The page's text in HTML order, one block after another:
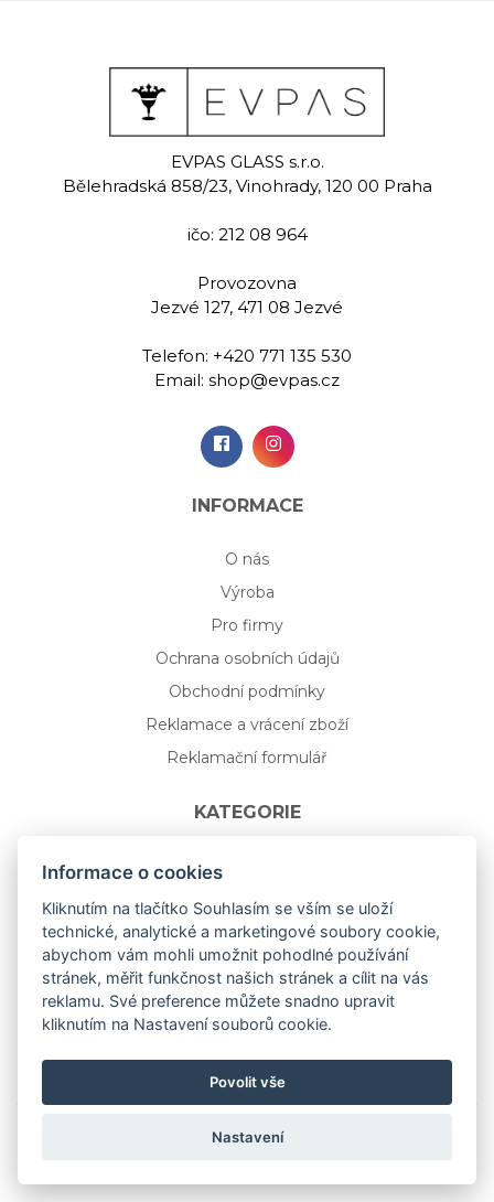
EVPAS GLASS s.r.o.
Bělehradská 858/23, Vinohrady, 120 00 Praha
ičo: 212 08 964
Provozovna
Jezvé 127, 471 08 Jezvé
Telefon: +420 771 135 530
Email: shop@evpas.cz
INFORMACE
O nás
Výroba
Pro firmy
Ochrana osobních údajů
Obchodní podmínky
Reklamace a vrácení zboží
Reklamační formulář
KATEGORIE
Nápojové sklo
Bydlení
Dárkový poukaz na míru
Mystery box
Kolekce
NOVÁ rozkvetlá KOLEKCE 🌸🌼
aceit.czAll Right Reserved.
Informace o cookies
Kliknutím na tlačítko Souhlasím se vším se uloží
technické, analytické a marketingové soubory cookie,
abychom vám mohli umožnit pohodlné používání
stránek, měřit funkčnost našich stránek a cílit na vás
reklamu. Své preference můžete snadno upravit
kliknutím na Nastavení souborů cookie.
Povolit vše
Nastavení